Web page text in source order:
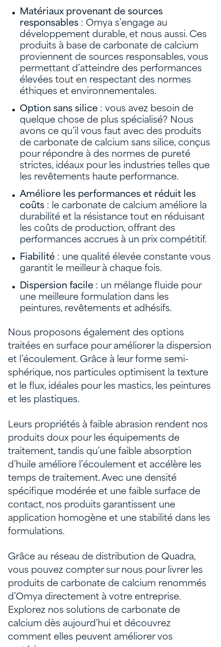
Matériaux provenant de sources
responsables : Omya s’engage au
développement durable, et nous aussi. Ces
produits à base de carbonate de calcium
proviennent de sources responsables, vous
permettant d’atteindre des performances
élevées tout en respectant des normes
éthiques et environnementales.
Option sans silice : vous avez besoin de
quelque chose de plus spécialisé? Nous
avons ce qu’il vous faut avec des produits
de carbonate de calcium sans silice, conçus
pour répondre à des normes de pureté
strictes, idéaux pour les industries telles que
les revêtements haute performance.
Améliore les performances et réduit les
coûts : le carbonate de calcium améliore la
durabilité et la résistance tout en réduisant
les coûts de production, offrant des
performances accrues à un prix compétitif.
Fiabilité : une qualité élevée constante vous
garantit le meilleur à chaque fois.
Dispersion facile : un mélange fluide pour
une meilleure formulation dans les
peintures, revêtements et adhésifs.
Nous proposons également des options
traitées en surface pour améliorer la dispersion
et l’écoulement. Grâce à leur forme semi-
sphérique, nos particules optimisent la texture
et le flux, idéales pour les mastics, les peintures
et les plastiques.
Leurs propriétés à faible abrasion rendent nos
produits doux pour les équipements de
traitement, tandis qu’une faible absorption
d’huile améliore l’écoulement et accélère les
temps de traitement. Avec une densité
spécifique modérée et une faible surface de
contact, nos produits garantissent une
application homogène et une stabilité dans les
formulations.
Grâce au réseau de distribution de Quadra,
vous pouvez compter sur nous pour livrer les
produits de carbonate de calcium renommés
d’Omya directement à votre entreprise.
Explorez nos solutions de carbonate de
calcium dès aujourd’hui et découvrez
comment elles peuvent améliorer vos